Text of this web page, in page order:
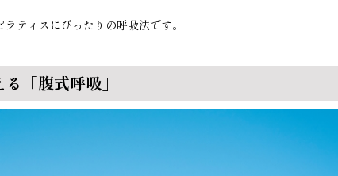
ティスにぴったりの呼吸法です。
「腹式呼吸」